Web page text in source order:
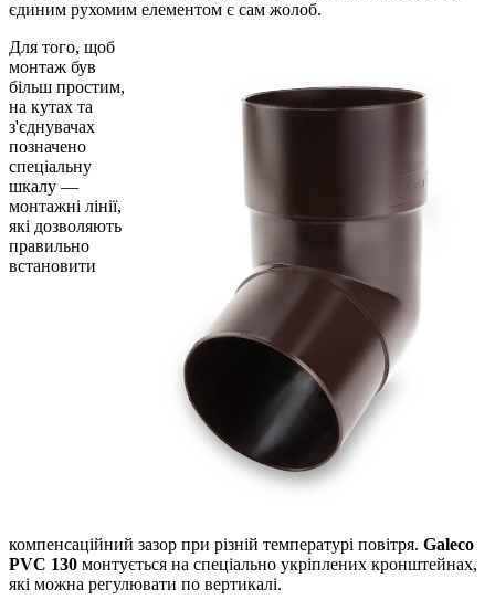
єдиним рухомим елементом є сам жолоб.
Для того, щоб
монтаж був
більш простим,
на кутах та
з'єднувачах
позначено
спеціальну
шкалу —
монтажні лінії,
які дозволяють
правильно
встановити
компенсаційний зазор при різній температурі повітря. Galeco
PVC 130 монтується на спеціально укріплених кронштейнах,
які можна регулювати по вертикалі.